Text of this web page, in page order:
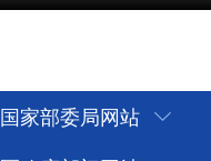
国家部委局网站